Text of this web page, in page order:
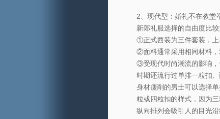
2、现代型：婚礼不在教堂
新郎礼服选择的自由度比
①正式西装为三件套装，
②面料通常采用相同材料
③受现代时尚潮流的影响
时期还流行过单排一粒扣
身材瘦削的男士可以选择
粒或四粒扣的样式，因为
纵向排列会吸引人的目光